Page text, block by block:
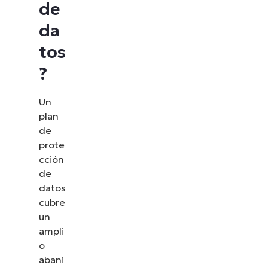
de
da
tos
?
Un
plan
de
prote
cción
de
datos
cubre
un
ampli
o
abani